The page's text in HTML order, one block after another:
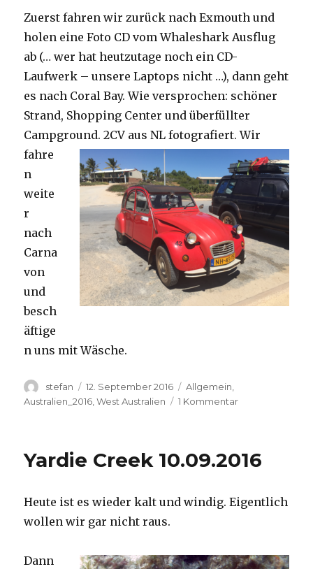
Zuerst fahren wir zurück nach Exmouth und
holen eine Foto CD vom Whaleshark Ausflug
ab (… wer hat heutzutage noch ein CD-
Laufwerk – unsere Laptops nicht …), dann geht
es nach Coral Bay. Wie versprochen: schöner
Strand, Shopping Center und überfüllter
Campground.2CV aus NL fotografiert. Wir
fahre
n
weite
r
nach
Carna
von
und
besch
äftige
n uns mit Wäsche.
Autor
stefan
Veröffentlicht
am
12. September 2016 Kategorien
Allgemein
Australien_2016 ,West Australien 1 Kommentarzu
Yardie Creek 10.09.2016
Heute ist es wieder kalt und windig. Eigentlich
wollen wir gar nicht raus.
Dann